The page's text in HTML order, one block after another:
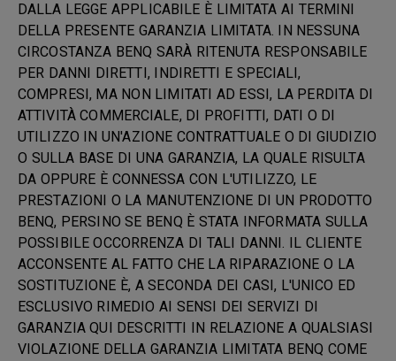
DALLA LEGGE APPLICABILE È LIMITATA AI TERMINI
DELLA PRESENTE GARANZIA LIMITATA. IN NESSUNA
CIRCOSTANZA BENQ SARÀ RITENUTA RESPONSABILE
PER DANNI DIRETTI, INDIRETTI E SPECIALI,
COMPRESI, MA NON LIMITATI AD ESSI, LA PERDITA DI
ATTIVITÀ COMMERCIALE, DI PROFITTI, DATI O DI
UTILIZZO IN UN'AZIONE CONTRATTUALE O DI GIUDIZIO
O SULLA BASE DI UNA GARANZIA, LA QUALE RISULTA
DA OPPURE È CONNESSA CON L'UTILIZZO, LE
PRESTAZIONI O LA MANUTENZIONE DI UN PRODOTTO
BENQ, PERSINO SE BENQ È STATA INFORMATA SULLA
POSSIBILE OCCORRENZA DI TALI DANNI. IL CLIENTE
ACCONSENTE AL FATTO CHE LA RIPARAZIONE O LA
SOSTITUZIONE È, A SECONDA DEI CASI, L'UNICO ED
ESCLUSIVO RIMEDIO AI SENSI DEI SERVIZI DI
GARANZIA QUI DESCRITTI IN RELAZIONE A QUALSIASI
VIOLAZIONE DELLA GARANZIA LIMITATA BENQ COME